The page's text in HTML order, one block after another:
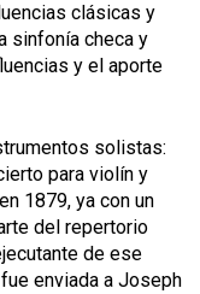
clásicas y
sinfonía checa y
y el aporte
solistas:
para violín y
1879, ya con un
del repertorio
de ese
enviada a Joseph